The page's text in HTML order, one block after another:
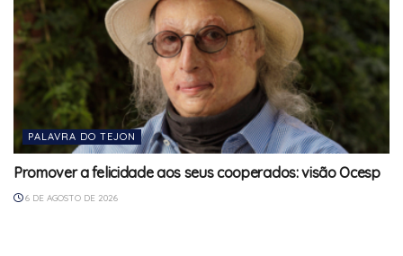
PALAVRA DO TEJON
Promover a felicidade aos seus cooperados: visão Ocesp
6 DE AGOSTO DE 2026